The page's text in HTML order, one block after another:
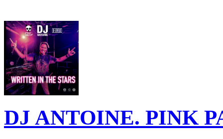
DJ ANTOINE. PINK